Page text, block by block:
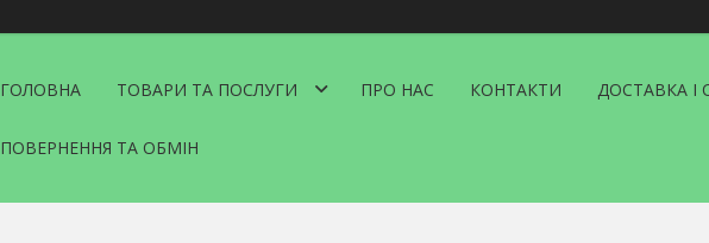
ГОЛОВНА ТОВАРИ ТА ПОСЛУГИ ПРО НАС КОНТАКТИ ДОСТАВКА І
ПОВЕРНЕННЯ ТА ОБМІН